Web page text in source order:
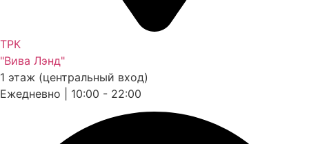
ТРК
"Вива Лэнд"
1 этаж (центральный вход)
Ежедневно | 10:00 - 22:00